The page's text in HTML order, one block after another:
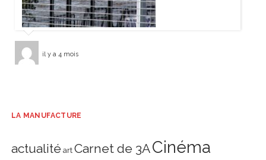
il y a 4 mois
LA MANUFACTURE
actualité art Carnet de 3ACinéma